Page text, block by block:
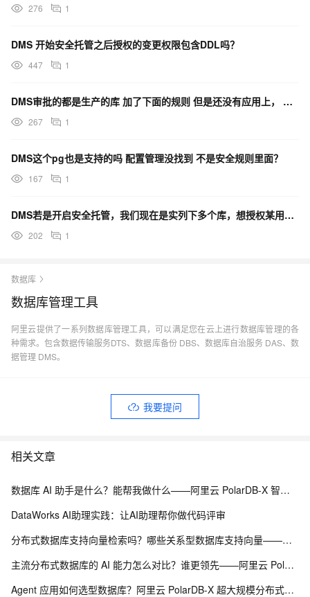
276 1
DMS 开始安全托管之后授权的变更权限包含DDL吗？
447 1
DMS审批的都是生产的库 加了下面的规则 但是还没有应用上， 有哪些地方漏设置的吗 ？
267 1
DMS这个pg也是支持的吗 配置管理没找到 不是安全规则里面？
167 1
DMS若是开启安全托管，我们现在是实列下多个库，想授权某用户指定对某库的读/写，这个怎么控制？
202 1
数据库
数据库管理工具
阿里云提供了一系列数据库管理工具，可以满足您在云上进行数据库管理的各
种需求。包含数据传输服务DTS、数据库备份 DBS、数据库自治服务 DAS、数
据管理 DMS。
我要提问
相关文章
数据库 AI 助手是什么？能帮我做什么——阿里云 PolarDB-X 智能诊断与自治运维能力解析
DataWorks AI助理实践：让AI助理帮你做代码评审
分布式数据库支持向量检索吗？哪些关系型数据库支持向量——阿里云 PolarDB-X 海量分布式承载能力解析
主流分布式数据库的 AI 能力怎么对比？谁更领先——阿里云 PolarDB-X 分布式 AI 承载能力解析
Agent 应用如何选型数据库？阿里云 PolarDB-X 超大规模分布式数据承载能力解析